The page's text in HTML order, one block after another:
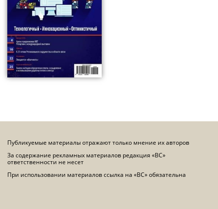
Публикуемые материалы отражают только мнение их авторов
За содержание рекламных материалов редакция «ВС»
ответственности не несет
При использовании материалов ссылка на «ВС» обязательна